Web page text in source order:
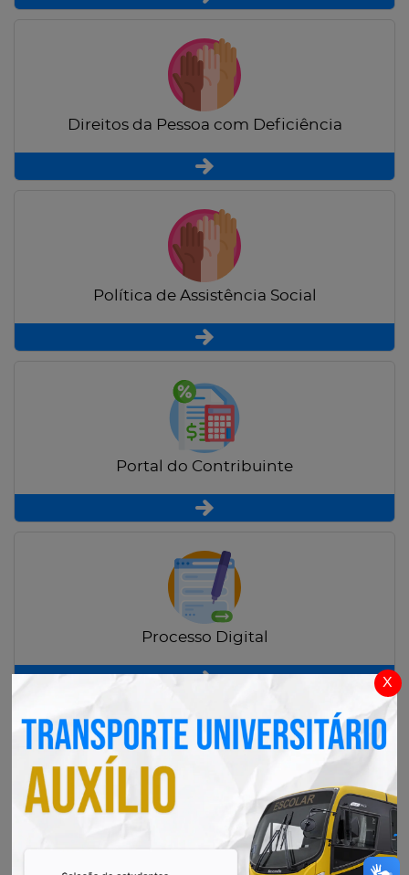
x
Direitos da Pessoa com Deficiência
Política de Assistência Social
Portal do Contribuinte
Processo Digital
Radar Transparência Pública